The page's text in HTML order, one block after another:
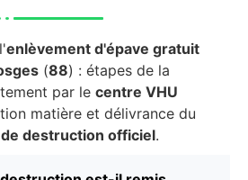
enlèvement d'épave gratuit
(88) : étapes de la
par le centre VHU
matière et délivrance du
destruction officiel.